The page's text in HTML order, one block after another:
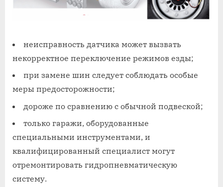
неисправность датчика может вызвать
некорректное переключение режимов езды;
при замене шин следует соблюдать особые
меры предосторожности;
дороже по сравнению с обычной подвеской;
только гаражи, оборудованные
специальными инструментами, и
квалифицированный специалист могут
отремонтировать гидропневматическую
систему.